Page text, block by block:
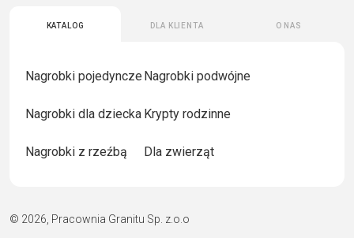
Katalog Dla klienta O nas
Nagrobki pojedyncze Nagrobki podwójne
Nagrobki dla dziecka Krypty rodzinne
Nagrobki z rzeźbą Dla zwierząt
© 2026, Pracownia Granitu Sp. z.o.o